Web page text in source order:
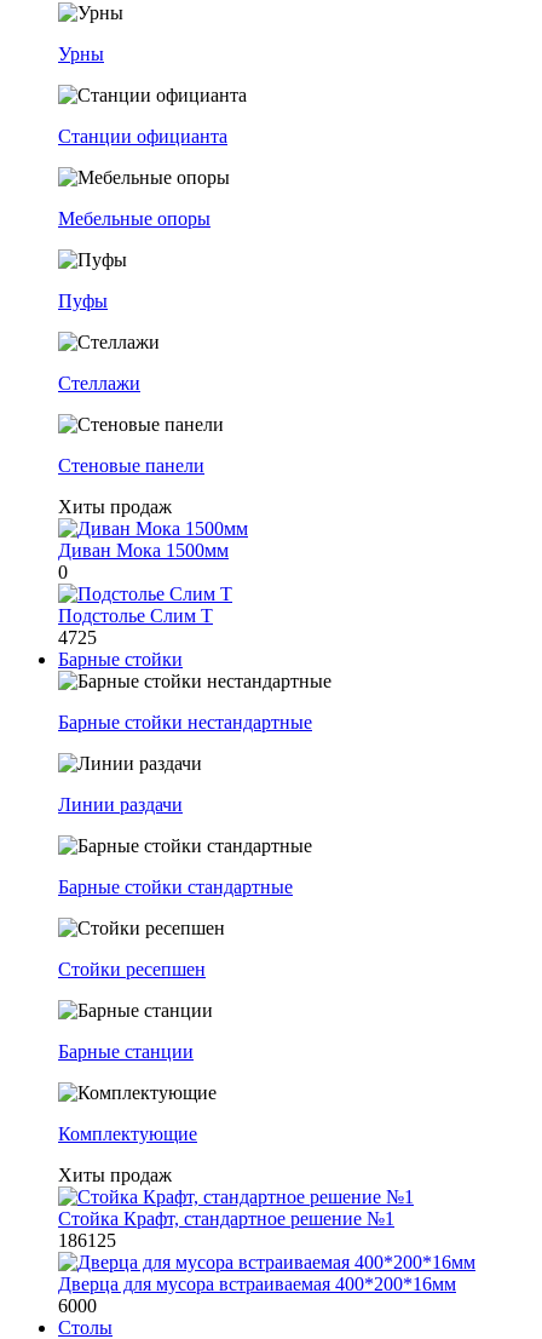
Урны
Станции официанта
Мебельные опоры
Пуфы
Стеллажи
Стеновые панели
Хиты продаж
Диван Мока 1500мм
0
Подстолье Слим Т
4725
Барные стойки
Барные стойки нестандартные
Линии раздачи
Барные стойки стандартные
Стойки ресепшен
Барные станции
Комплектующие
Хиты продаж
Стойка Крафт, стандартное решение №1
186125
Дверца для мусора встраиваемая 400*200*16мм
6000
Столы